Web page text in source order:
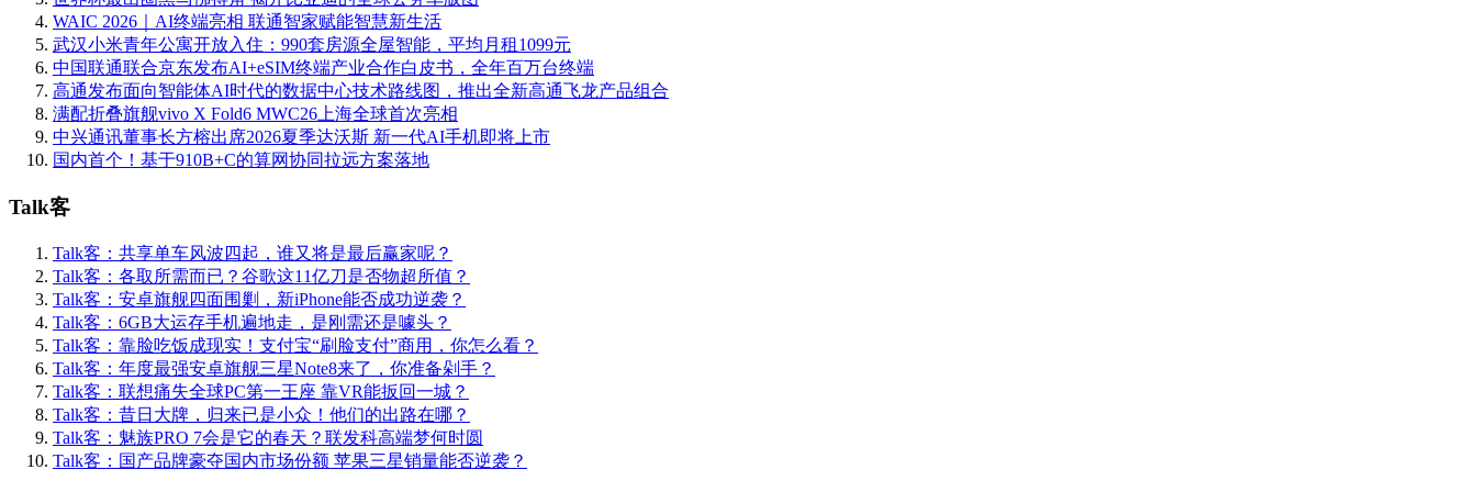
WAIC 2026｜AI终端亮相 联通智家赋能智慧新生活
武汉小米青年公寓开放入住：990套房源全屋智能，平均月租1099元
中国联通联合京东发布AI+eSIM终端产业合作白皮书，全年百万台终端
高通发布面向智能体AI时代的数据中心技术路线图，推出全新高通飞龙产品组合
满配折叠旗舰vivo X Fold6 MWC26上海全球首次亮相
中兴通讯董事长方榕出席2026夏季达沃斯 新一代AI手机即将上市
国内首个！基于910B+C的算网协同拉远方案落地
Talk客
Talk客：共享单车风波四起，谁又将是最后赢家呢？
Talk客：各取所需而已？谷歌这11亿刀是否物超所值？
Talk客：安卓旗舰四面围剿，新iPhone能否成功逆袭？
Talk客：6GB大运存手机遍地走，是刚需还是噱头？
Talk客：靠脸吃饭成现实！支付宝“刷脸支付”商用，你怎么看？
Talk客：年度最强安卓旗舰三星Note8来了，你准备剁手？
Talk客：联想痛失全球PC第一王座 靠VR能扳回一城？
Talk客：昔日大牌，归来已是小众！他们的出路在哪？
Talk客：魅族PRO 7会是它的春天？联发科高端梦何时圆
Talk客：国产品牌豪夺国内市场份额 苹果三星销量能否逆袭？